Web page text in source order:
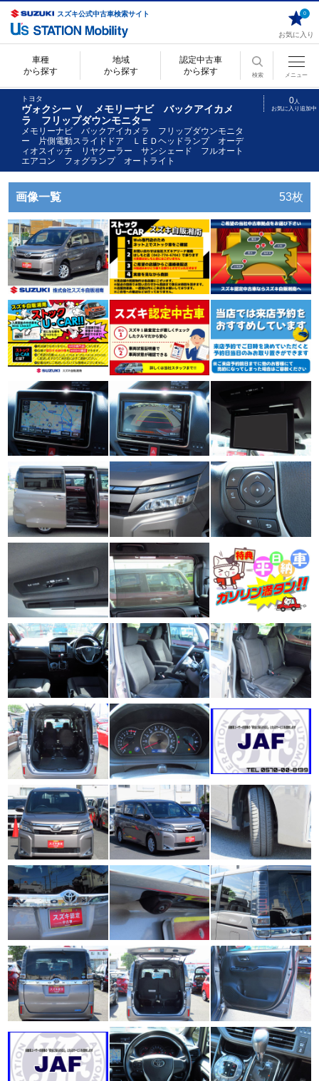
スズキ公式中古車検索サイト
お気に入り
0
車種
から探す
地域
から探す
認定中古車
から探す
検索 メニュー
トヨタ
ヴォクシー Ｖ メモリーナビ バックアイカメ
ラ フリップダウンモニター
メモリーナビ バックアイカメラ フリップダウンモニタ
ー 片側電動スライドドア ＬＥＤヘッドランプ オーデ
ィオスイッチ リヤクーラー サンシェード フルオート
エアコン フォグランプ オートライト
0人
お気に入り追加中
画像一覧 53枚